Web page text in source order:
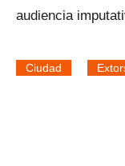
audiencia
Ciudad